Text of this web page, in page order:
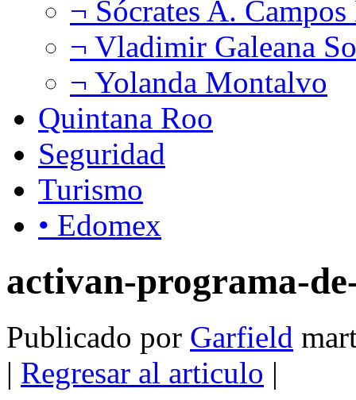
¬ Sócrates A.
¬ Vladimir Galeana
¬ Yolanda Montalvo
Quintana Roo
Seguridad
Turismo
• Edomex
activan-programa-
Publicado por Garfield
| Regresar al articulo |